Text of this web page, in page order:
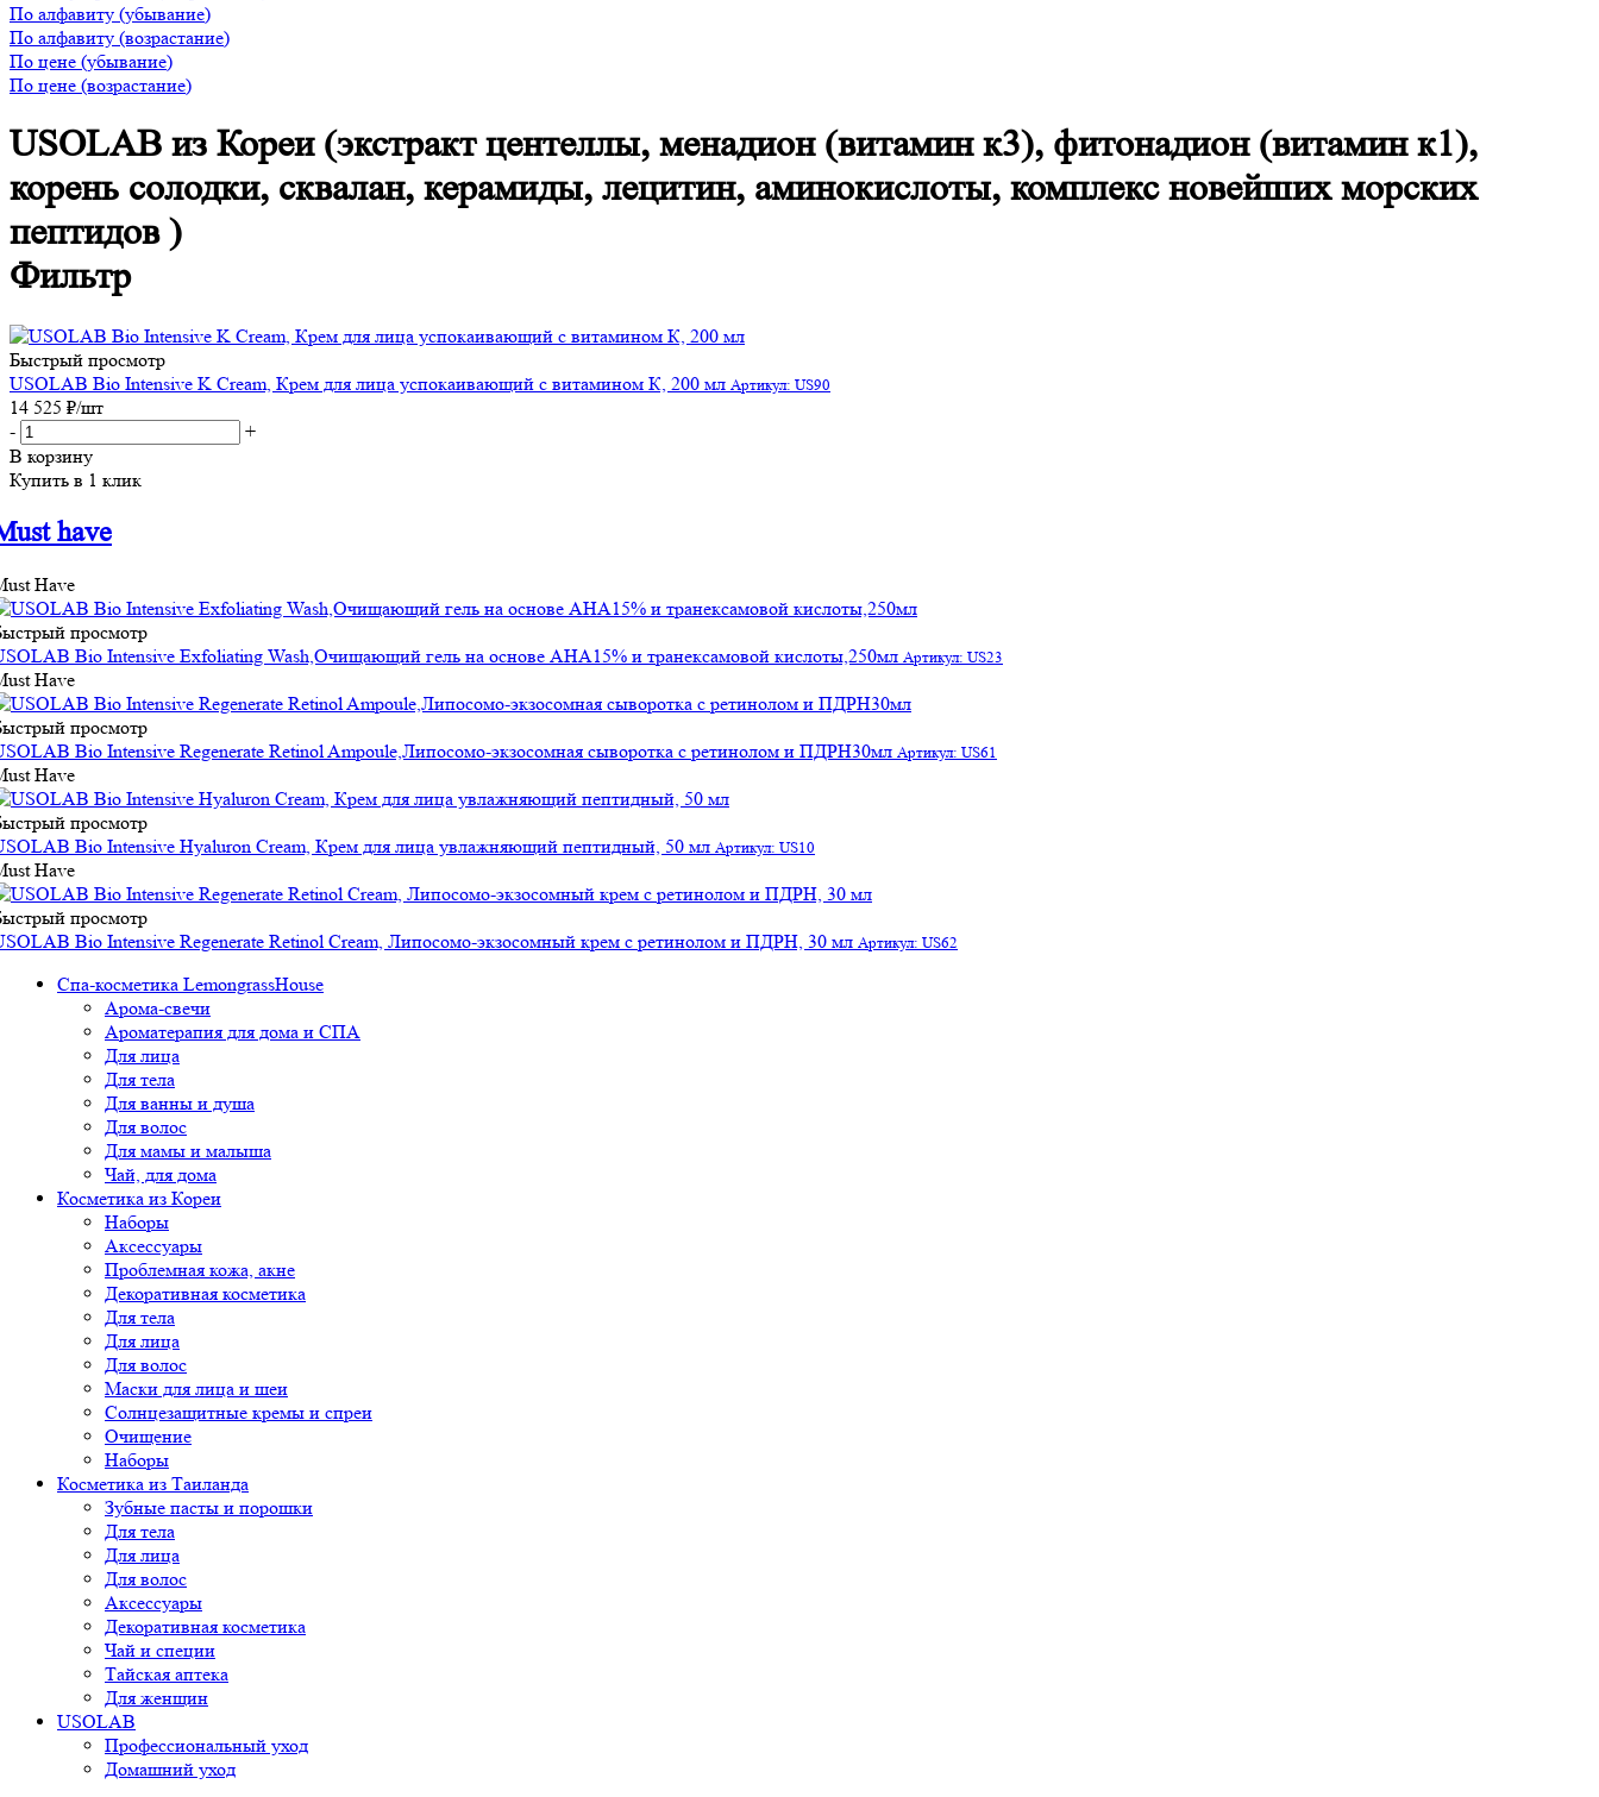
По алфавиту (убывание)
По алфавиту (возрастание)
По цене (убывание)
По цене (возрастание)
USOLAB из Кореи (экстракт центеллы, менадион (витамин к3), фитонадион (витамин к1),
корень солодки, сквалан, керамиды, лецитин, аминокислоты, комплекс новейших морских
пептидов )
Фильтр
Быстрый просмотр
USOLAB Bio Intensive K Cream, Крем для лица успокаивающий с витамином К, 200 мл Артикул: US90
14 525 ₽/шт
-
+
В корзину
Купить в 1 клик
have
Have
просмотр
Bio Intensive Exfoliating Wash,Очищающий гель на основе АНА15% и транексамовой кислоты,250мл Артикул: US23
Have
просмотр
Bio Intensive Regenerate Retinol Ampoule,Липосомо-экзосомная сыворотка с ретинолом и ПДРН30мл Артикул: US61
Have
просмотр
Bio Intensive Hyaluron Cream, Крем для лица увлажняющий пептидный, 50 мл Артикул: US10
Have
просмотр
Bio Intensive Regenerate Retinol Cream, Липосомо-экзосомный крем с ретинолом и ПДРН, 30 мл Артикул: US62
Спа-косметика LemongrassHouse
Арома-свечи
Ароматерапия для дома и СПА
Для лица
Для тела
Для ванны и душа
Для волос
Для мамы и малыша
Чай, для дома
Косметика из Кореи
Наборы
Аксессуары
Проблемная кожа, акне
Декоративная косметика
Для тела
Для лица
Для волос
Маски для лица и шеи
Солнцезащитные кремы и спреи
Очищение
Наборы
Косметика из Таиланда
Зубные пасты и порошки
Для тела
Для лица
Для волос
Аксессуары
Декоративная косметика
Чай и специи
Тайская аптека
Для женщин
USOLAB
Профессиональный уход
Домашний уход